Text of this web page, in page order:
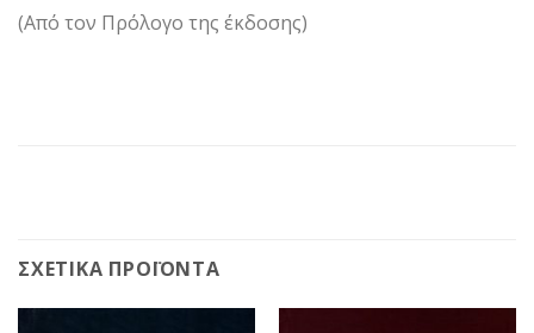
(Από τον Πρόλογο της έκδοσης)
ΣΧΕΤΙΚΆ ΠΡΟΪΌΝΤΑ